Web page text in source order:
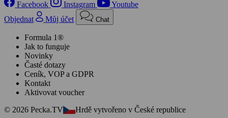
Facebook Instagram
Youtube
Objednat
Můj účet Chat
Formula 1®
Jak to funguje
Novinky
Časté dotazy
Ceník, VOP a GDPR
Kontakt
Aktivovat voucher
© 2026 Pecka.TV
Hrdě vytvořeno v České republice